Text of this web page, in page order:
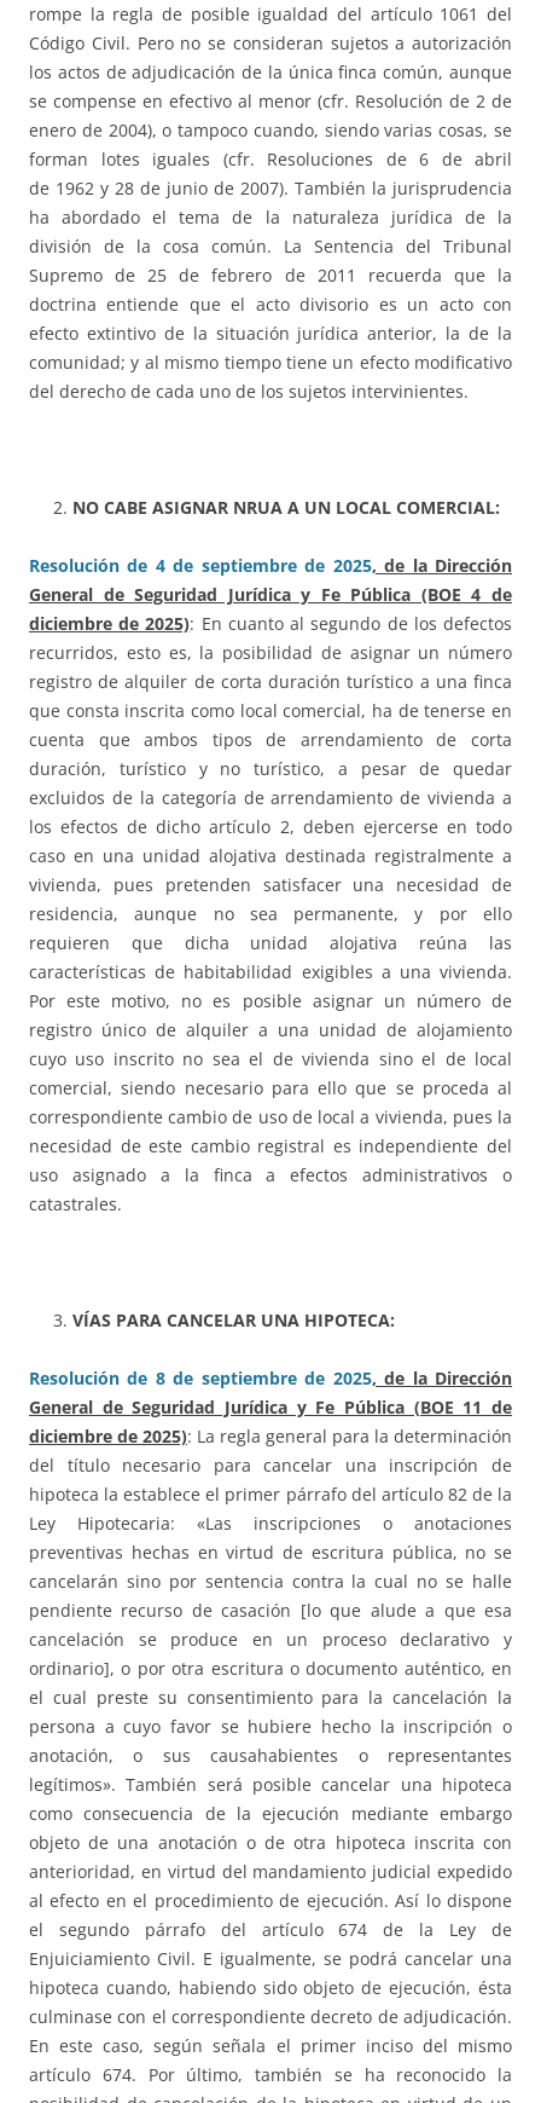
rompe la regla de posible igualdad del artículo 1061 del
Código Civil. Pero no se consideran sujetos a autorización
los actos de adjudicación de la única finca común, aunque
se compense en efectivo al menor (cfr. Resolución de 2 de
enero de 2004), o tampoco cuando, siendo varias cosas, se
forman lotes iguales (cfr. Resoluciones de 6 de abril
de 1962 y 28 de junio de 2007). También la jurisprudencia
ha abordado el tema de la naturaleza jurídica de la
división de la cosa común. La Sentencia del Tribunal
Supremo de 25 de febrero de 2011 recuerda que la
doctrina entiende que el acto divisorio es un acto con
efecto extintivo de la situación jurídica anterior, la de la
comunidad; y al mismo tiempo tiene un efecto modificativo
del derecho de cada uno de los sujetos intervinientes.
NO CABE ASIGNAR NRUA A UN LOCAL COMERCIAL:
Resolución de 4 de septiembre de 2025, de la Dirección
General de Seguridad Jurídica y Fe Pública (BOE 4 de
diciembre de 2025): En cuanto al segundo de los defectos
recurridos, esto es, la posibilidad de asignar un número
registro de alquiler de corta duración turístico a una finca
que consta inscrita como local comercial, ha de tenerse en
cuenta que ambos tipos de arrendamiento de corta
duración, turístico y no turístico, a pesar de quedar
excluidos de la categoría de arrendamiento de vivienda a
los efectos de dicho artículo 2, deben ejercerse en todo
caso en una unidad alojativa destinada registralmente a
vivienda, pues pretenden satisfacer una necesidad de
residencia, aunque no sea permanente, y por ello
requieren que dicha unidad alojativa reúna las
características de habitabilidad exigibles a una vivienda.
Por este motivo, no es posible asignar un número de
registro único de alquiler a una unidad de alojamiento
cuyo uso inscrito no sea el de vivienda sino el de local
comercial, siendo necesario para ello que se proceda al
correspondiente cambio de uso de local a vivienda, pues la
necesidad de este cambio registral es independiente del
uso asignado a la finca a efectos administrativos o
catastrales.
VÍAS PARA CANCELAR UNA HIPOTECA:
Resolución de 8 de septiembre de 2025, de la Dirección
General de Seguridad Jurídica y Fe Pública (BOE 11 de
diciembre de 2025): La regla general para la determinación
del título necesario para cancelar una inscripción de
hipoteca la establece el primer párrafo del artículo 82 de la
Ley Hipotecaria: «Las inscripciones o anotaciones
preventivas hechas en virtud de escritura pública, no se
cancelarán sino por sentencia contra la cual no se halle
pendiente recurso de casación [lo que alude a que esa
cancelación se produce en un proceso declarativo y
ordinario], o por otra escritura o documento auténtico, en
el cual preste su consentimiento para la cancelación la
persona a cuyo favor se hubiere hecho la inscripción o
anotación, o sus causahabientes o representantes
legítimos». También será posible cancelar una hipoteca
como consecuencia de la ejecución mediante embargo
objeto de una anotación o de otra hipoteca inscrita con
anterioridad, en virtud del mandamiento judicial expedido
al efecto en el procedimiento de ejecución. Así lo dispone
el segundo párrafo del artículo 674 de la Ley de
Enjuiciamiento Civil. E igualmente, se podrá cancelar una
hipoteca cuando, habiendo sido objeto de ejecución, ésta
culminase con el correspondiente decreto de adjudicación.
En este caso, según señala el primer inciso del mismo
artículo 674. Por último, también se ha reconocido la